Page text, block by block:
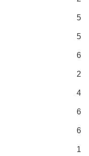
5
5
6
2
4
6
6
1